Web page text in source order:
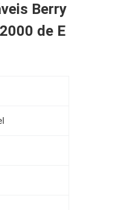
Berry
de E